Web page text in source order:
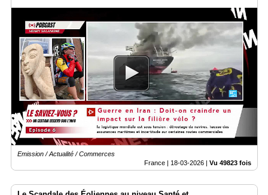
Emission / Actualité / Commerces
France | 18-03-2026 Vu 49823 fois